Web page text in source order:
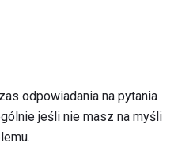
odpowiadania na pytania
jeśli nie masz na myśli